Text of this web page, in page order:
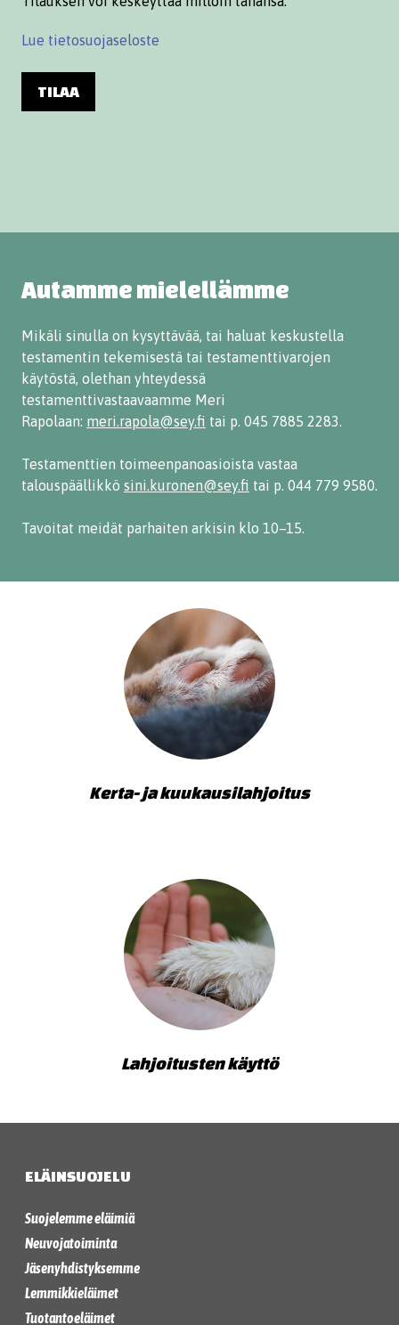
Lue tietosuojaseloste
TILAA
Autamme mielellämme
Mikäli sinulla on kysyttävää, tai haluat keskustella
testamentin tekemisestä tai testamenttivarojen
käytöstä, olethan yhteydessä
testamenttivastaavaamme Meri
Rapolaan: meri.rapola@sey.fi tai p. 045 7885 2283.
Testamenttien toimeenpanoasioista vastaa
talouspäällikkö sini.kuronen@sey.fi tai p. 044 779 9580.
Tavoitat meidät parhaiten arkisin klo 10–15.
Kerta- ja kuukausilahjoitus
Lahjoitusten käyttö
ELÄINSUOJELU
Suojelemme eläimiä
Neuvojatoiminta
Jäsenyhdistyksemme
Lemmikkieläimet
Tuotantoeläimet